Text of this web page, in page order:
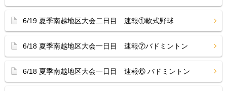
6/19 夏季南越地区大会二日目 速報①軟式野球
6/18 夏季南越地区大会一日目 速報⑦バドミントン
6/18 夏季南越地区大会一日目 速報⑥ バドミントン